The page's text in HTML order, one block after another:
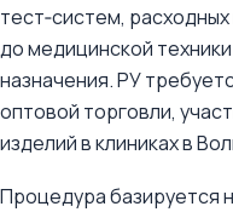
тест‑систем,
до медицинской
назначения. РУ
оптовой торговли,
изделий в клиниках в
Процедура базируется